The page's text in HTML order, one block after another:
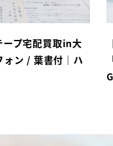
ープ宅配買取in大
ォン / 葉書付｜ハ